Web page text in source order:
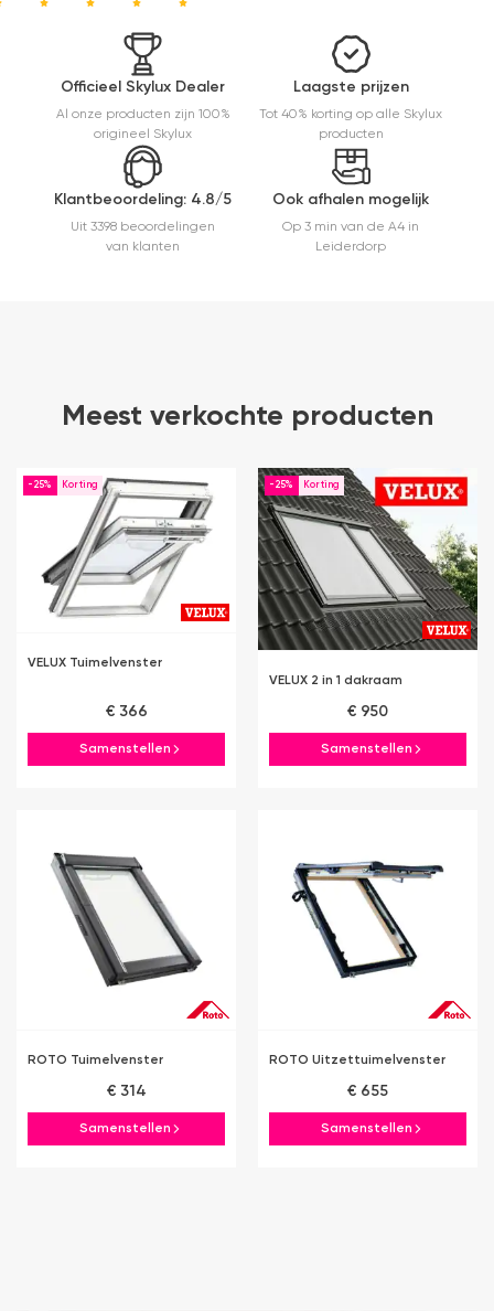
mooie
afwerking
en
eenvoudig
te
monteren.
Een prima
ervaring.
Officieel Skylux Dealer
Al onze producten zijn 100%
origineel Skylux
Laagste prijzen
Tot 40% korting op alle Skylux
producten
Klantbeoordeling: 4.8/5
Uit 3398 beoordelingen
van klanten
Ook afhalen mogelijk
Op 3 min van de A4 in
Leiderdorp
Meest verkochte producten
-25%
VELUX Tuimelvenster
€ 366
Samenstellen
-25%
VELUX 2 in 1 dakraam
€ 950
Samenstellen
ROTO Tuimelvenster
€ 314
Samenstellen
ROTO Uitzettuimelvenster
€ 655
Samenstellen